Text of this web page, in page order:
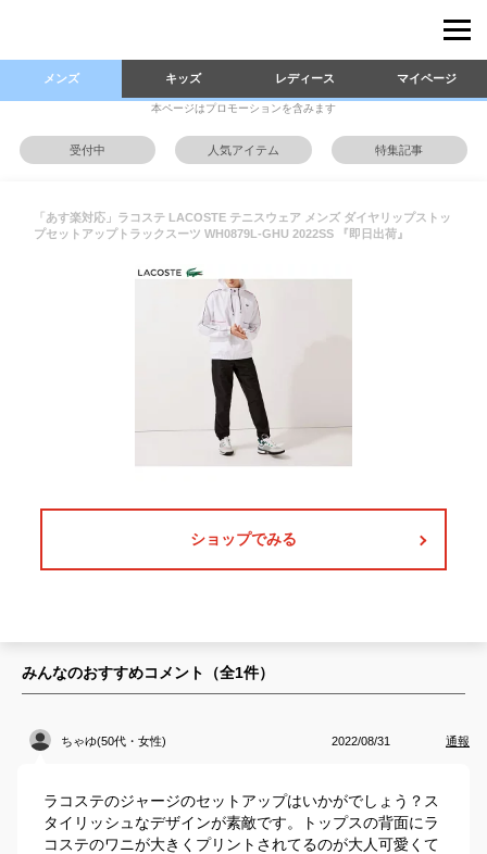
メンズ キッズ レディース マイページ
本ページはプロモーションを含みます
受付中 人気アイテム 特集記事
「あす楽対応」ラコステ LACOSTE テニスウェア メンズ ダイヤリップストッ
プセットアップトラックスーツ WH0879L-GHU 2022SS 『即日出荷』
ショップでみる
みんなのおすすめコメント（全1件）
ちゃゆ(50代・女性) 2022/08/31 通報
ラコステのジャージのセットアップはいかがでしょう？ス
タイリッシュなデザインが素敵です。トップスの背面にラ
コステのワニが大きくプリントされてるのが大人可愛くて